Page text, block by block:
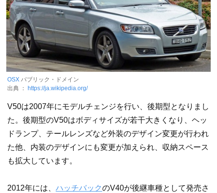
OSX パブリック・ドメイン
出典 ：
https://ja.wikipedia.org/
V50は2007年にモデルチェンジを行い、後期型となりまし
た。後期型のV50はボディサイズが若干大きくなり、ヘッ
ドランプ、テールレンズなど外装のデザイン変更が行われ
た他、内装のデザインにも変更が加えられ、収納スペース
も拡大しています。
2012年には、 ハッチバックのV40が後継車種として発売さ